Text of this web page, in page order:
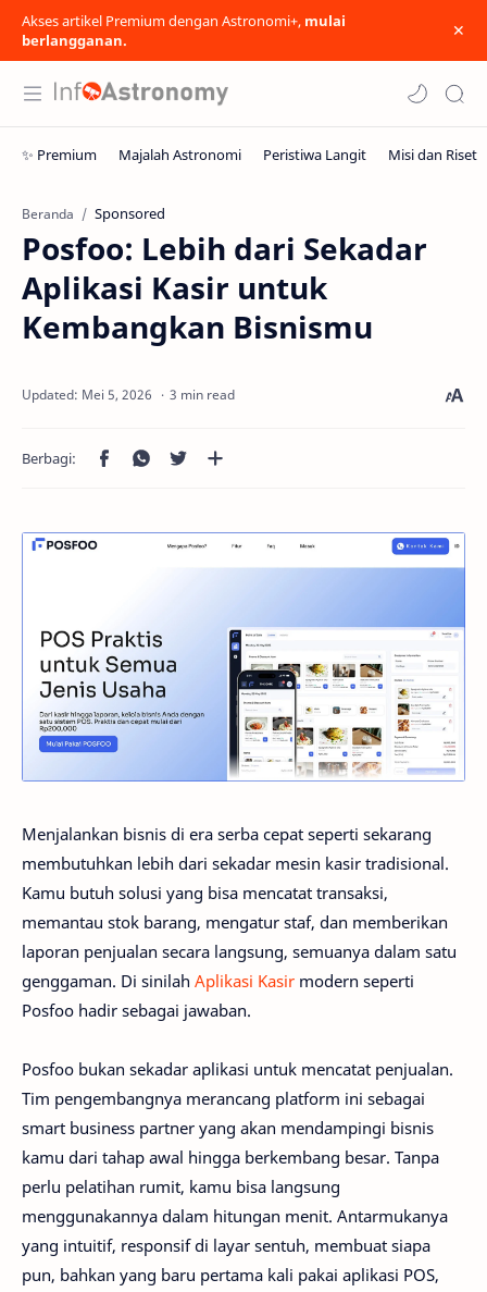
Akses artikel Premium dengan Astronomi+, mulai
berlangganan.
Beranda Sponsored
Posfoo: Lebih dari Sekadar
Aplikasi Kasir untuk
Kembangkan Bisnismu
3 min read
Menjalankan bisnis di era serba cepat seperti sekarang
membutuhkan lebih dari sekadar mesin kasir tradisional.
Kamu butuh solusi yang bisa mencatat transaksi,
memantau stok barang, mengatur staf, dan memberikan
laporan penjualan secara langsung, semuanya dalam satu
genggaman. Di sinilah Aplikasi Kasir modern seperti
Posfoo hadir sebagai jawaban.
Posfoo bukan sekadar aplikasi untuk mencatat penjualan.
Tim pengembangnya merancang platform ini sebagai
smart business partner yang akan mendampingi bisnis
kamu dari tahap awal hingga berkembang besar. Tanpa
perlu pelatihan rumit, kamu bisa langsung
menggunakannya dalam hitungan menit. Antarmukanya
yang intuitif, responsif di layar sentuh, membuat siapa
pun, bahkan yang baru pertama kali pakai aplikasi POS,